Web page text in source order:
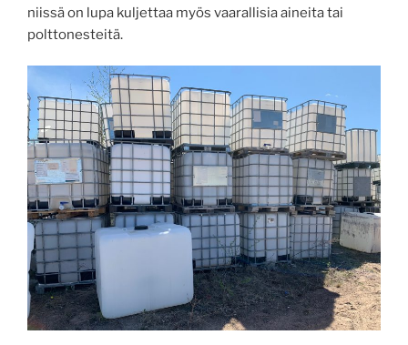
niissä on lupa kuljettaa myös vaarallisia aineita tai
polttonesteitä.